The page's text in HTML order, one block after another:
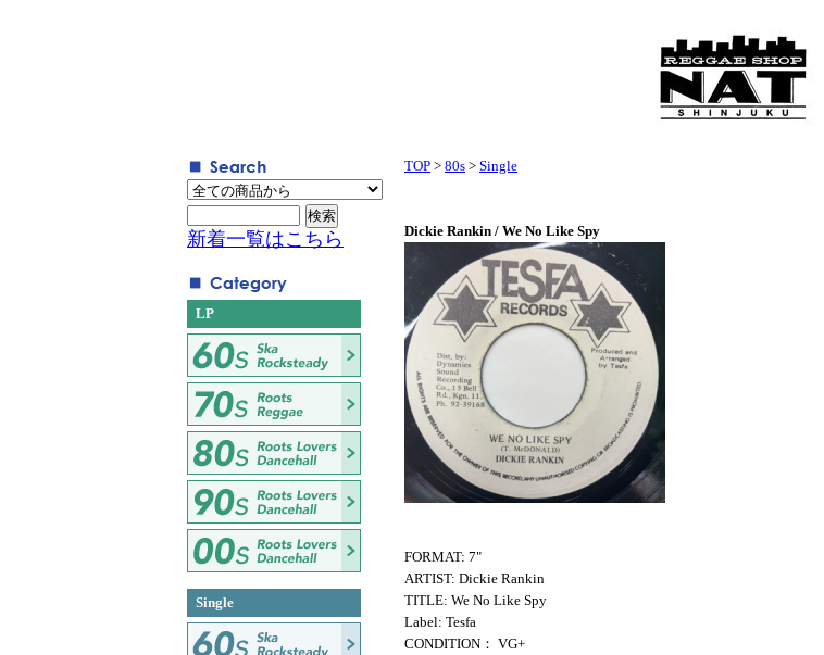
TOP > 80s > Single
Dickie Rankin / We No Like Spy
FORMAT: 7"
ARTIST: Dickie Rankin
TITLE: We No Like Spy
Label: Tesfa
CONDITION： VG+
新着一覧はこちら
LP
Single